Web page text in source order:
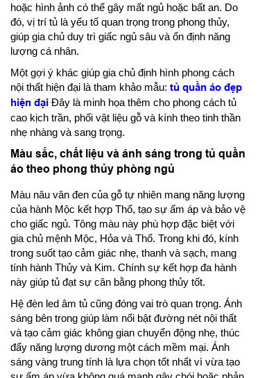
hoặc hình ảnh có thể gây mất ngủ hoặc bất an. Do
đó, vị trí tủ là yếu tố quan trọng trong phong thủy,
giúp gia chủ duy trì giấc ngủ sâu và ổn định năng
lượng cá nhân.
Một gợi ý khác giúp gia chủ định hình phong cách
nội thất hiện đại là tham khảo mẫu: tủ quần áo đẹp
hiện đại Đây là minh họa thêm cho phong cách tủ
cao kịch trần, phối vật liệu gỗ và kính theo tinh thần
nhẹ nhàng và sang trọng.
Màu sắc, chất liệu và ánh sáng trong tủ quần
áo theo phong thủy phòng ngủ
Màu nâu vân đen của gỗ tự nhiên mang năng lượng
của hành Mộc kết hợp Thổ, tạo sự ấm áp và bảo vệ
cho giấc ngủ. Tông màu này phù hợp đặc biệt với
gia chủ mệnh Mộc, Hỏa và Thổ. Trong khi đó, kính
trong suốt tạo cảm giác nhẹ, thanh và sạch, mang
tính hành Thủy và Kim. Chính sự kết hợp đa hành
này giúp tủ đạt sự cân bằng phong thủy tốt.
Hệ đèn led âm tủ cũng đóng vai trò quan trọng. Ánh
sáng bên trong giúp làm nổi bật đường nét nội thất
và tạo cảm giác không gian chuyển động nhẹ, thúc
đẩy năng lượng dương một cách mềm mại. Ánh
sáng vàng trung tính là lựa chọn tốt nhất vì vừa tạo